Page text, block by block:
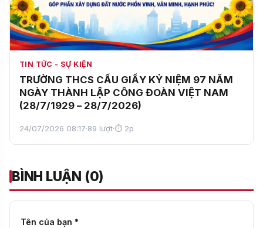
TIN TỨC - SỰ KIỆN
TRƯỜNG THCS CẦU GIẤY KỶ NIỆM 97 NĂM
NGÀY THÀNH LẬP CÔNG ĐOÀN VIỆT NAM
(28/7/1929 – 28/7/2026)
24/07/2026 08:17·89 lượt·⏱ 2p
BÌNH LUẬN (0)
Tên của bạn *